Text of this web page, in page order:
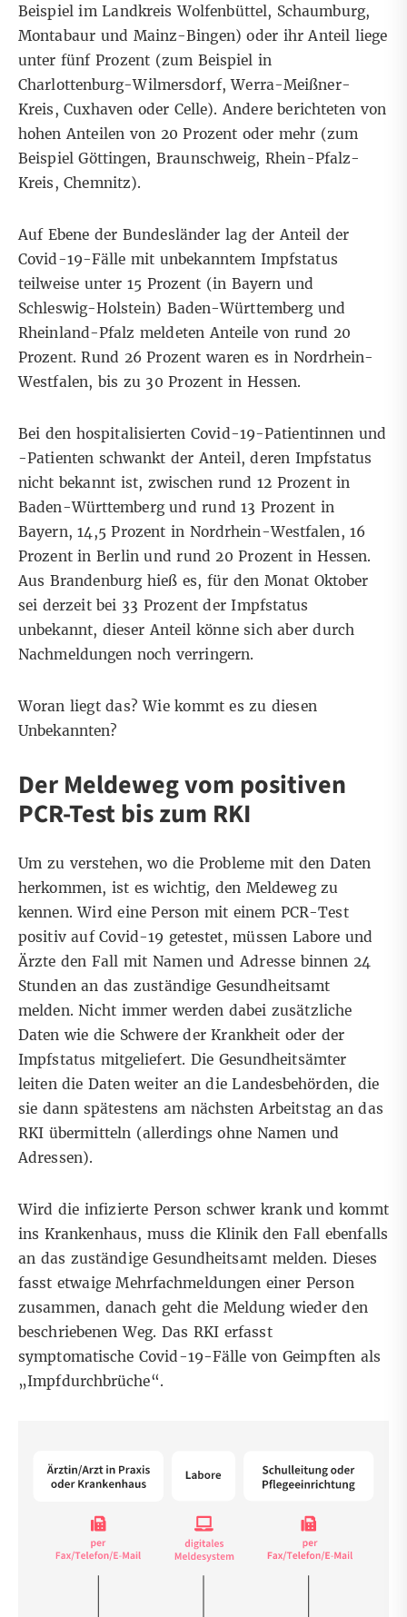
Beispiel im Landkreis Wolfenbüttel, Schaumburg,
Montabaur und Mainz-Bingen) oder ihr Anteil liege
unter fünf Prozent (zum Beispiel in
Charlottenburg-Wilmersdorf, Werra-Meißner-
Kreis, Cuxhaven oder Celle). Andere berichteten von
hohen Anteilen von 20 Prozent oder mehr (zum
Beispiel Göttingen, Braunschweig, Rhein-Pfalz-
Kreis, Chemnitz).
Auf Ebene der Bundesländer lag der Anteil der
Covid-19-Fälle mit unbekanntem Impfstatus
teilweise unter 15 Prozent (in Bayern und
Schleswig-Holstein) Baden-Württemberg und
Rheinland-Pfalz meldeten Anteile von rund 20
Prozent. Rund 26 Prozent waren es in Nordrhein-
Westfalen, bis zu 30 Prozent in Hessen.
Bei den hospitalisierten Covid-19-Patientinnen und
-Patienten schwankt der Anteil, deren Impfstatus
nicht bekannt ist, zwischen rund 12 Prozent in
Baden-Württemberg und rund 13 Prozent in
Bayern, 14,5 Prozent in Nordrhein-Westfalen, 16
Prozent in Berlin und rund 20 Prozent in Hessen.
Aus Brandenburg hieß es, für den Monat Oktober
sei derzeit bei 33 Prozent der Impfstatus
unbekannt, dieser Anteil könne sich aber durch
Nachmeldungen noch verringern.
Woran liegt das? Wie kommt es zu diesen
Unbekannten?
Der Meldeweg vom positiven
PCR-Test bis zum RKI
Um zu verstehen, wo die Probleme mit den Daten
herkommen, ist es wichtig, den Meldeweg zu
kennen. Wird eine Person mit einem PCR-Test
positiv auf Covid-19 getestet, müssen Labore und
Ärzte den Fall mit Namen und Adresse binnen 24
Stunden an das zuständige Gesundheitsamt
melden. Nicht immer werden dabei zusätzliche
Daten wie die Schwere der Krankheit oder der
Impfstatus mitgeliefert. Die Gesundheitsämter
leiten die Daten weiter an die Landesbehörden, die
sie dann spätestens am nächsten Arbeitstag an das
RKI übermitteln (allerdings ohne Namen und
Adressen).
Wird die infizierte Person schwer krank und kommt
ins Krankenhaus, muss die Klinik den Fall ebenfalls
an das zuständige Gesundheitsamt melden. Dieses
fasst etwaige Mehrfachmeldungen einer Person
zusammen, danach geht die Meldung wieder den
beschriebenen Weg. Das RKI erfasst
symptomatische Covid-19-Fälle von Geimpften als
„Impfdurchbrüche“.